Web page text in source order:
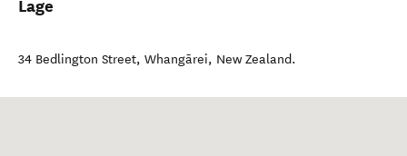
Lage
34 Bedlington Street, Whangārei, New Zealand.